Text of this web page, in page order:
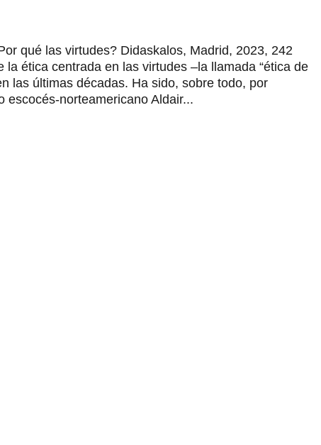
qué las virtudes? Didaskalos, Madrid, 2023, 242
ética centrada en las virtudes –la llamada “ética de
las últimas décadas. Ha sido, sobre todo, por
escocés-norteamericano Aldair...